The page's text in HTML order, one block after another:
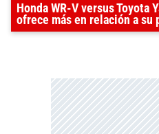
Honda WR-V versus Toyota
ofrece más en relación a su